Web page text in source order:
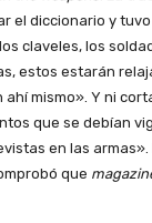
el diccionario y
claveles, los
estos estarán
mismo». Y ni
que se debían
en las
que